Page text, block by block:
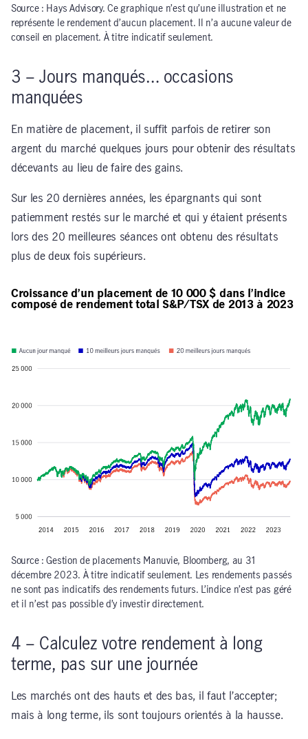
Source : Hays Advisory. Ce graphique n’est qu’une illustration et ne
représente le rendement d’aucun placement. Il n’a aucune valeur de
conseil en placement. À titre indicatif seulement.
3 – Jours manqués… occasions
manquées
En matière de placement, il suffit parfois de retirer son
argent du marché quelques jours pour obtenir des résultats
décevants au lieu de faire des gains.
Sur les 20 dernières années, les épargnants qui sont
patiemment restés sur le marché et qui y étaient présents
lors des 20 meilleures séances ont obtenu des résultats
plus de deux fois supérieurs.
Croissance d’un placement de 10 000 $ dans l’indice
composé de rendement total S&P/TSX de 2013 à 2023
Source : Gestion de placements Manuvie, Bloomberg, au 31
décembre 2023. À titre indicatif seulement. Les rendements passés
ne sont pas indicatifs des rendements futurs. L’indice n’est pas géré
et il n’est pas possible d’y investir directement.
4 – Calculez votre rendement à long
terme, pas sur une journée
Les marchés ont des hauts et des bas, il faut l’accepter;
mais à long terme, ils sont toujours orientés à la hausse.